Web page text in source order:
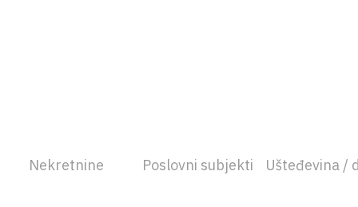
Nekretnine Poslovni subjekti Ušteđevina /